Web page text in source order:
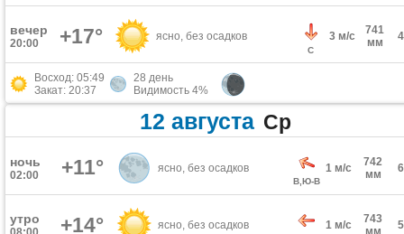
вечер
20:00 +17° ясно, без осадков
С
3 м/с
741
мм
Восход: 05:49
Закат: 20:37
28 день
Видимость 4%
12 августа Ср
ночь
02:00 +11° ясно, без осадков
В,Ю-В
1 м/с
742
мм
утро +14° ясно, без осадков 1 м/с
743
мм